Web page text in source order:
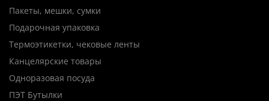
Пакеты, мешки, сумки
Подарочная упаковка
Термоэтикетки, чековые ленты
Канцелярские товары
Одноразовая посуда
ПЭТ Бутылки